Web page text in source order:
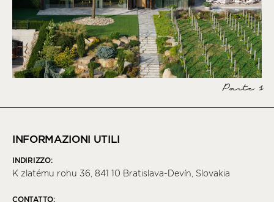
Parte 1
INFORMAZIONI UTILI
INDIRIZZO:
K zlatému rohu 36, 841 10 Bratislava-Devín, Slovakia
CONTATTO: